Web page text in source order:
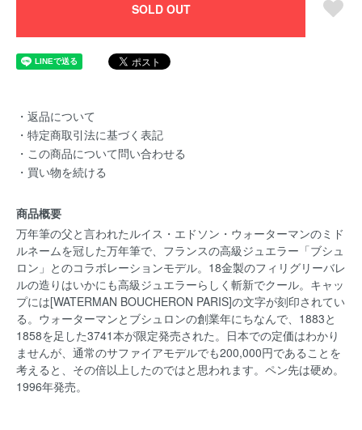
SOLD OUT
・返品について
・特定商取引法に基づく表記
・この商品について問い合わせる
・買い物を続ける
商品概要
万年筆の父と言われたルイス・エドソン・ウォーターマンのミド
ルネームを冠した万年筆で、フランスの高級ジュエラー「ブシュ
ロン」とのコラボレーションモデル。18金製のフィリグリーバレ
ルの造りはいかにも高級ジュエラーらしく斬新でクール。キャッ
プには[WATERMAN BOUCHERON PARIS]の文字が刻印されてい
る。ウォーターマンとブシュロンの創業年にちなんで、1883と
1858を足した3741本が限定発売された。日本での定価はわかり
ませんが、通常のサファイアモデルでも200,000円であることを
考えると、その倍以上したのではと思われます。ペン先は硬め。
1996年発売。